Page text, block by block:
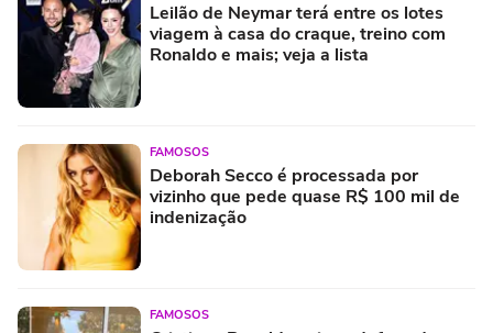
Leilão de Neymar terá entre os lotes
viagem à casa do craque, treino com
Ronaldo e mais; veja a lista
FAMOSOS
Deborah Secco é processada por
vizinho que pede quase R$ 100 mil de
indenização
FAMOSOS